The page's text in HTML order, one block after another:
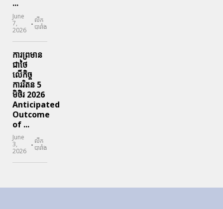
...
June
7,
2026
- លីក
បារាំង
ការព្រមាន
ជាថៃ
លើកិច្ច
ការរិតន 5
មិថិរ 2026
Anticipated
Outcome
of ...
June
3,
2026
- លីក
បារាំង